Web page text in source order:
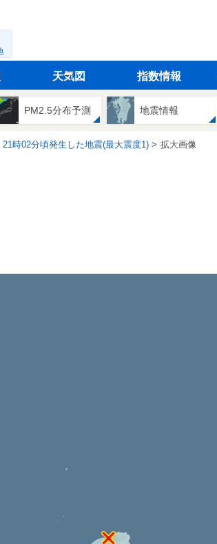
天気図 指数情報
PM2.5分布予測 地震情報
21時02分頃発生した地震(最大震度1) 拡大画像